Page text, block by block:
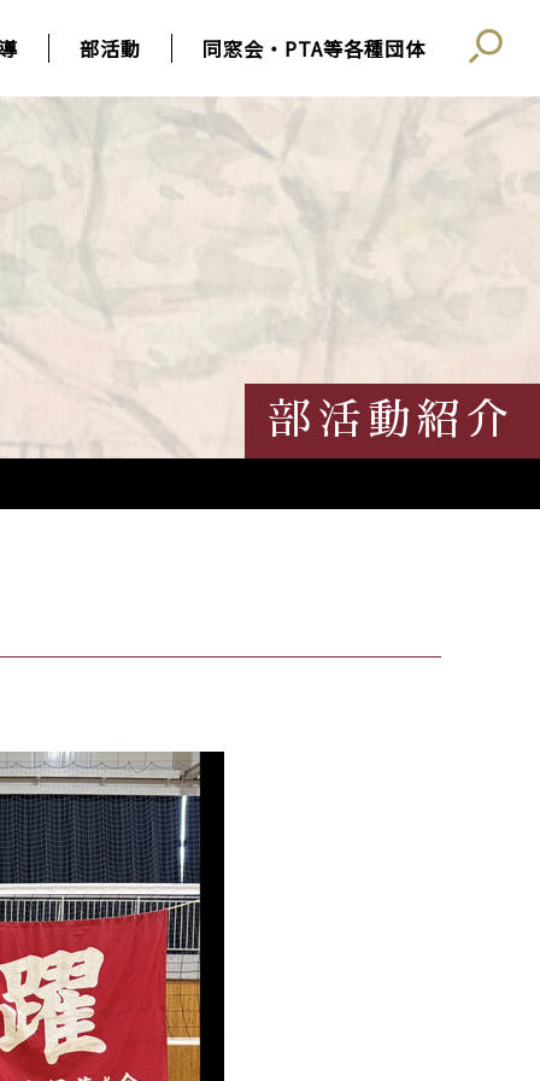
部活動 同窓会・PTA等各種団体
部活動紹介